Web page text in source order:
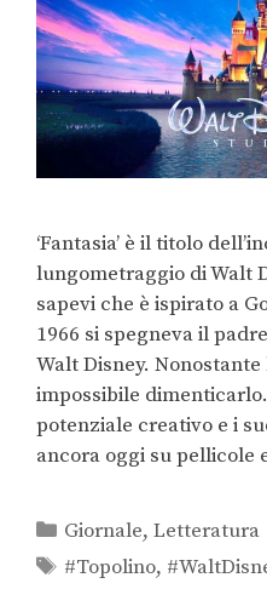
‘Fantasia’ è il titolo
lungometraggio di Walt
sapevi che è ispirato a
1966 si spegneva il
Walt Disney.
impossibile
potenziale creativo e i
ancora oggi su pellicole
Giornale,Letteratura
#Topolino,